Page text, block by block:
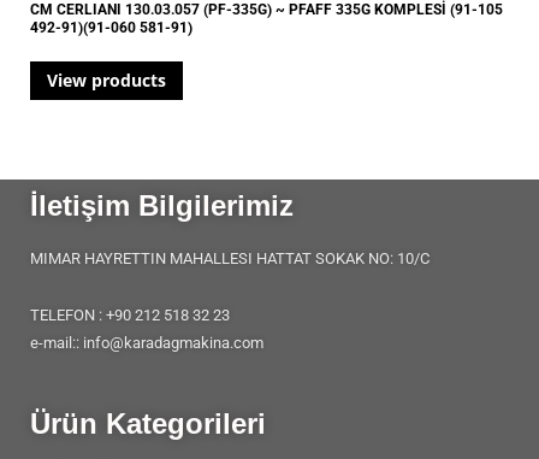
CM CERLIANI 130.03.057 (PF-335G) ~ PFAFF 335G KOMPLESİ (91-105
492-91)(91-060 581-91)
View products
İletişim Bilgilerimiz
MIMAR HAYRETTIN MAHALLESI HATTAT SOKAK NO: 10/C
TELEFON : +90 212 518 32 23
e-mail:: info@karadagmakina.com
Ürün Kategorileri